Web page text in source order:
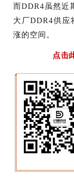
而DDR4虽然近
大厂DDR4供应
涨的空间。
点击